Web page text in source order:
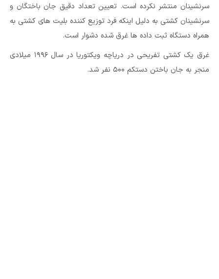
سرنشینان منتشر نکرده است. تعیین تعداد دقیق جان باختگان و
سرنشینان کشتی به دلیل اینکه فرد توزیع کننده بلیت های کشتی به
همراه دستگاه ثبت داده ها غرق شده دشوار است.
غرق یک کشتی تفریحی در دریاچه ویکتوریا در سال ۱۹۹۶ میلادی
منجر به جان باختن دستکم ۵۰۰ نفر شد.